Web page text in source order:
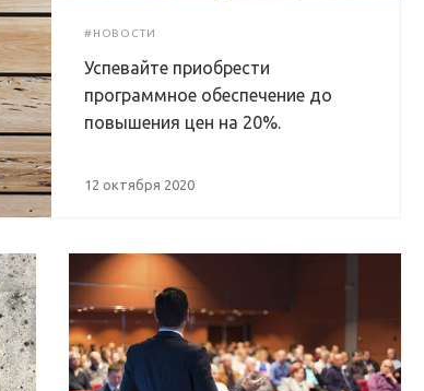
#НОВОСТИ
Успевайте приобрести
программное обеспечение до
повышения цен на 20%.
12 октября 2020